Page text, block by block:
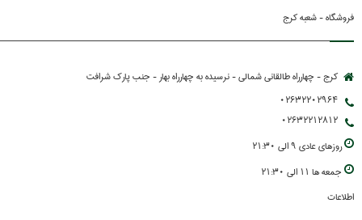
فروشگاه - شعبه کرج
کرج - چهارراه طالقانی شمالی - نرسیده به چهارراه بهار - جنب پارك شرافت
02632202964
02632212812
روزهاي عادي 9 الي 21:30
جمعه ها 11 الي 21:30
اطلاعات